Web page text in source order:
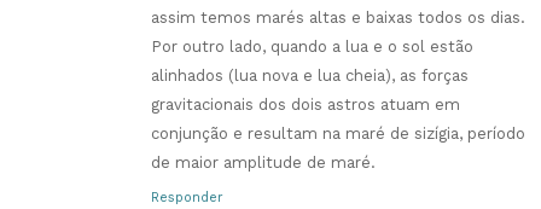
assim temos marés altas e baixas todos os dias.
Por outro lado, quando a lua e o sol estão
alinhados (lua nova e lua cheia), as forças
gravitacionais dos dois astros atuam em
conjunção e resultam na maré de sizígia, período
de maior amplitude de maré.
Responder